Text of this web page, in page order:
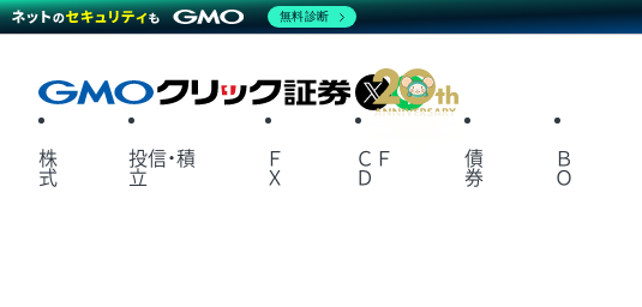
X
株
式
投信・積
立
Ｆ
Ｘ
ＣＦ
Ｄ
債
券
Ｂ
Ｏ
無料診断